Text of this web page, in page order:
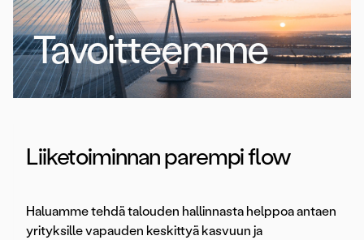
Tavoitteemme
Liiketoiminnan parempi flow
Haluamme tehdä talouden hallinnasta helppoa antaen
yrityksille vapauden keskittyä kasvuun ja